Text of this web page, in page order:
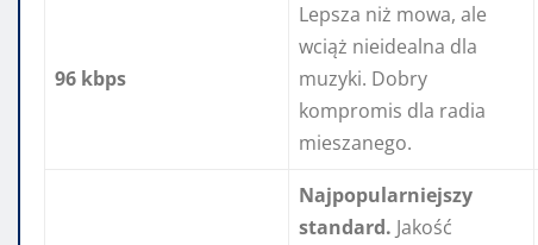
96 kbps
Lepsza niż mowa, ale
wciąż nieidealna dla
muzyki. Dobry
kompromis dla radia
mieszanego.
Najpopularniejszy
standard. Jakość